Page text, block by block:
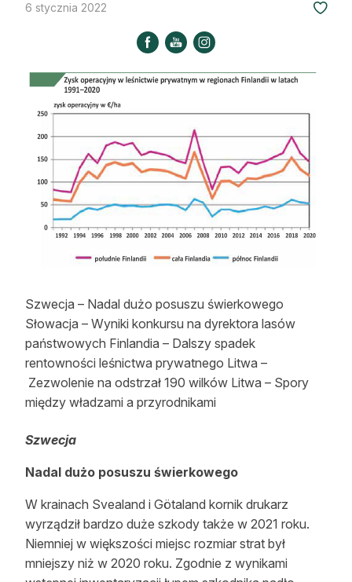
Kultura i historia
Strefa eksperta
Dla drwala
Leśnik na zakupach
Z zagranicy
Edukacja
Lasy prywatne
O nas
100 lat „Lasu Polskiego”
Prenumerata
Reklama
Zostań autorem
Archiwum
Kontakt
6 stycznia 2022
Szwecja – Nadal dużo posuszu świerkowego
Słowacja – Wyniki konkursu na dyrektora lasów
państwowych Finlandia – Dalszy spadek
rentowności leśnictwa prywatnego Litwa –
Zezwolenie na odstrzał 190 wilków Litwa – Spory
między władzami a przyrodnikami
Szwecja
Nadal dużo posuszu świerkowego
W krainach Svealand i Götaland kornik drukarz
wyrządził bardzo duże szkody także w 2021 roku.
Niemniej w większości miejsc rozmiar strat był
mniejszy niż w 2020 roku. Zgodnie z wynikami